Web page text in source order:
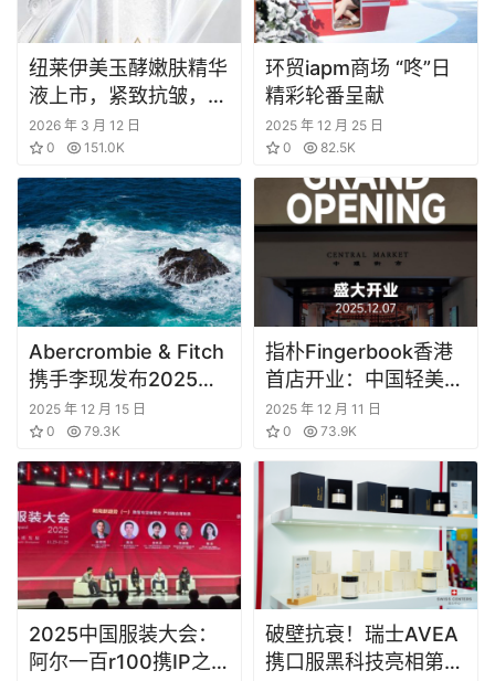
纽莱伊美玉酵嫩肤精华
液上市，紧致抗皱，开
启东方养肤新篇章
2026 年 3 月 12 日
0
151.0K
环贸iapm商场 “咚”日
精彩轮番呈献
2025 年 12 月 25 日
0
82.5K
Abercrombie & Fitch
携手李现发布2025冬
季节日大片 以美式格
调开启节日模式
2025 年 12 月 15 日
0
79.3K
指朴Fingerbook香港
首店开业：中国轻美甲
行业迎来里程碑时刻！
2025 年 12 月 11 日
0
73.9K
2025中国服装大会：
阿尔一百r100携IP之
破壁抗衰！瑞士AVEA
携口服黑科技亮相第八